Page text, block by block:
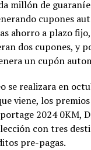
millón de
cupones
ahorro a plazo
dos cupones, y
un cupón
se realizara en
viene, los
2024 0KM,
con tres
pre-pagas.